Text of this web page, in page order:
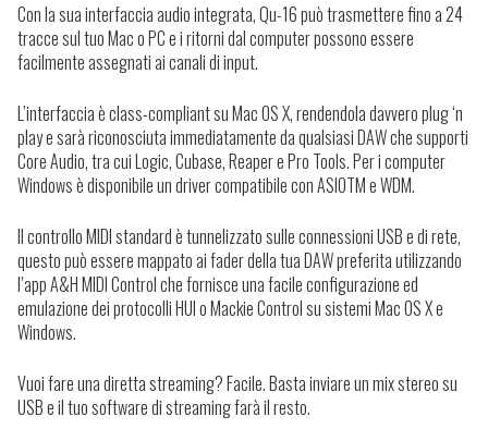
Con la sua interfaccia audio integrata, Qu-16 può trasmettere fino a 24
tracce sul tuo Mac o PC e i ritorni dal computer possono essere
facilmente assegnati ai canali di input.
L’interfaccia è class-compliant su Mac OS X, rendendola davvero plug ‘n
play e sarà riconosciuta immediatamente da qualsiasi DAW che supporti
Core Audio, tra cui Logic, Cubase, Reaper e Pro Tools. Per i computer
Windows è disponibile un driver compatibile con ASIOTM e WDM.
Il controllo MIDI standard è tunnelizzato sulle connessioni USB e di rete,
questo può essere mappato ai fader della tua DAW preferita utilizzando
l’app A&H MIDI Control che fornisce una facile configurazione ed
emulazione dei protocolli HUI o Mackie Control su sistemi Mac OS X e
Windows.
Vuoi fare una diretta streaming? Facile. Basta inviare un mix stereo su
USB e il tuo software di streaming farà il resto.